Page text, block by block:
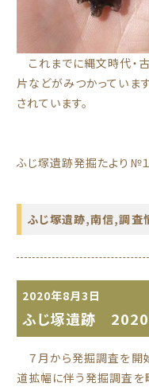
これまでに縄文時代・
片などがみつかっていま
されています。
ふじ塚遺跡発掘たより№
ふじ塚遺跡,南信,調査
2020年8月3日
ふじ塚遺跡 2020
７月から発掘調査を開
道拡幅に伴う発掘調査を